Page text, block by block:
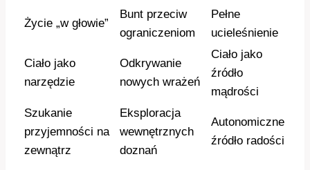
Życie „w głowie”
Bunt przeciw
ograniczeniom
Pełne
ucieleśnienie
Ciało jako
narzędzie
Odkrywanie
nowych wrażeń
Ciało jako
źródło
mądrości
Szukanie
przyjemności na
zewnątrz
Eksploracja
wewnętrznych
doznań
Autonomiczne
źródło radości